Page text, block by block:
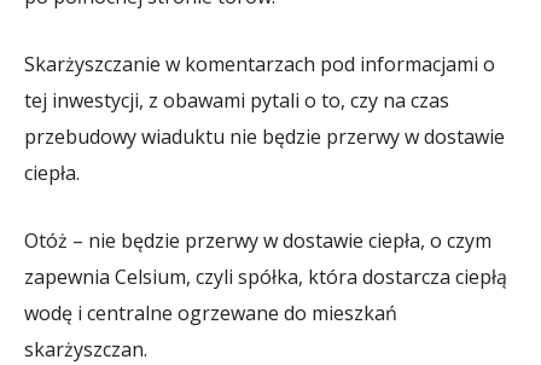
Skarżyszczanie w komentarzach pod informacjami o
tej inwestycji, z obawami pytali o to, czy na czas
przebudowy wiaduktu nie będzie przerwy w dostawie
ciepła.
Otóż – nie będzie przerwy w dostawie ciepła, o czym
zapewnia Celsium, czyli spółka, która dostarcza ciepłą
wodę i centralne ogrzewane do mieszkań
skarżyszczan.